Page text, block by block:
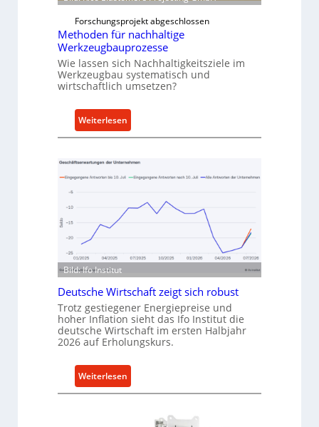
w
f
ü
h
r
t
A
n
a
n
d
s
t
r
i
e
-
r
Forschungsprojekt abgeschlossen
Methoden für nachhaltige
Werkzeugbauprozesse
Wie lassen sich Nachhaltigkeitsziele im
Werkzeugbau systematisch und
wirtschaftlich umsetzen?
Weiterlesen
M
t
h
d
n
a
c
h
l
Bild: Ifo Institut
Deutsche Wirtschaft zeigt sich robust
Trotz gestiegener Energiepreise und
hoher Inflation sieht das Ifo Institut die
deutsche Wirtschaft im ersten Halbjahr
2026 auf Erholungskurs.
Weiterlesen
D